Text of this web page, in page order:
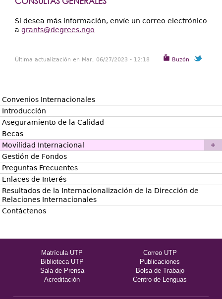
Si desea más información, envíe un correo electrónico
a grants@degrees.ngo
Buzón
Última actualización en Mar, 06/27/2023 - 12:18
Convenios Internacionales
Introducción
Aseguramiento de la Calidad
Becas
Movilidad Internacional
Gestión de Fondos
Preguntas Frecuentes
Enlaces de Interés
Resultados de la Internacionalización de la Dirección de
Relaciones Internacionales
Contáctenos
Matrícula UTP
Correo UTP
Biblioteca UTP
Publicaciones
Sala de Prensa
Bolsa de Trabajo
Acreditación
Centro de Lenguas